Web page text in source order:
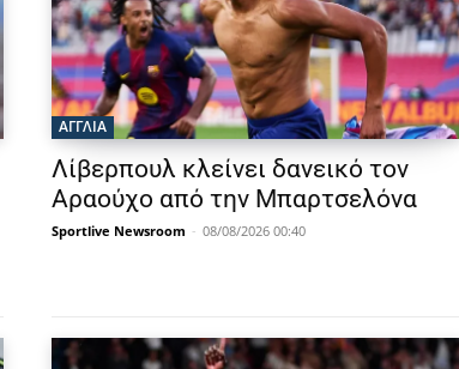
ΑΓΓΛΙΑ
Λίβερπουλ κλείνει δανεικό τον
Αραούχο από την Μπαρτσελόνα
Sportlive Newsroom - 08/08/2026 00:40